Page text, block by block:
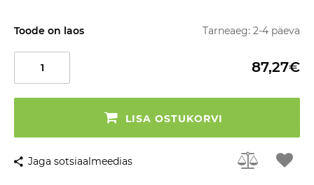
Toode on laos Tarneaeg: 2-4 päeva
87,27€
LISA OSTUKORVI
Jaga sotsiaalmeedias